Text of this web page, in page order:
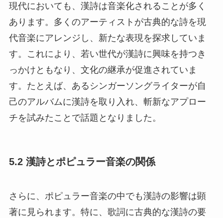
現代においても、漢詩は音楽化されることが多く
あります。多くのアーティストが古典的な詩を現
代音楽にアレンジし、新たな表現を探求していま
す。これにより、若い世代が漢詩に興味を持つき
っかけともなり、文化の継承が促進されていま
す。たとえば、あるシンガーソングライターが自
己のアルバムに漢詩を取り入れ、斬新なアプロー
チを試みたことで話題となりました。
5.2 漢詩とポピュラー音楽の関係
さらに、ポピュラー音楽の中でも漢詩の影響は顕
著に見られます。特に、歌詞に古典的な漢詩の要